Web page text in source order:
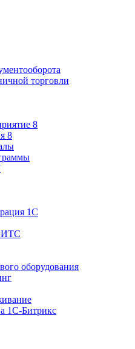
торговли
8
8
1С
оборудования
1С-Битрикс